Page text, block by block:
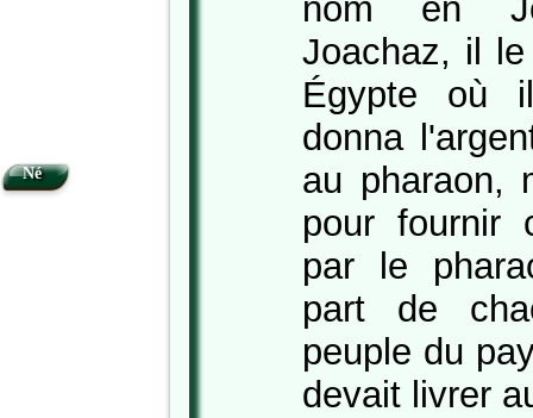
nom en
Joachaz, il
Égypte où
donna
au pharaon,
pour fournir
par le
part de
peuple du
devait livrer
Né